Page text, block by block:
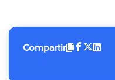
Compartir